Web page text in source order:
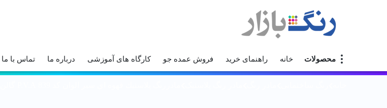
محصولات خانه راهنمای خرید فروش عمده جو کارگاه های آموزشی درباره ما تماس با ما